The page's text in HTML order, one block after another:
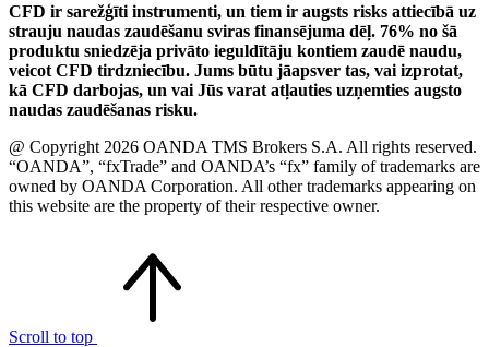
CFD ir sarežģīti instrumenti, un tiem ir augsts risks attiecībā uz
strauju naudas zaudēšanu sviras finansējuma dēļ. 76% no šā
produktu sniedzēja privāto ieguldītāju kontiem zaudē naudu,
veicot CFD tirdzniecību. Jums būtu jāapsver tas, vai izprotat,
kā CFD darbojas, un vai Jūs varat atļauties uzņemties augsto
naudas zaudēšanas risku.
@ Copyright 2026 OANDA TMS Brokers S.A. All rights reserved.
“OANDA”, “fxTrade” and OANDA’s “fx” family of trademarks are
owned by OANDA Corporation. All other trademarks appearing on
this website are the property of their respective owner.
Scroll to top